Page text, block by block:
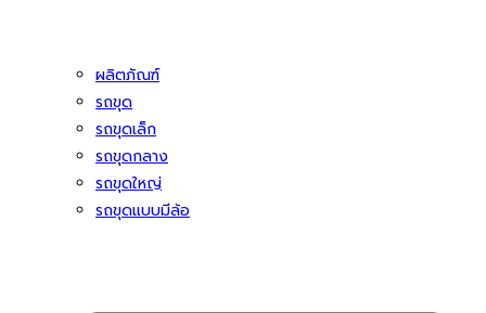
ผลิตภัณฑ์
รถขุด
รถขุดเล็ก
รถขุดกลาง
รถขุดใหญ่
รถขุดแบบมีล้อ